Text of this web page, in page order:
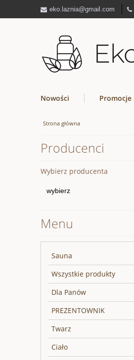
eko.laznia@gmail.com
Nowości Promocje
Strona główna
Producenci
Wybierz producenta
Menu
Sauna
Wszystkie produkty
Dla Panów
PREZENTOWNIK
Twarz
Ciało